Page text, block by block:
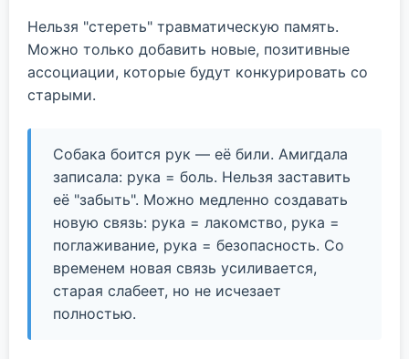
Нельзя "стереть" травматическую память.
Можно только добавить новые, позитивные
ассоциации, которые будут конкурировать со
старыми.
Собака боится рук — её били. Амигдала
записала: рука = боль. Нельзя заставить
её "забыть". Можно медленно создавать
новую связь: рука = лакомство, рука =
поглаживание, рука = безопасность. Со
временем новая связь усиливается,
старая слабеет, но не исчезает
полностью.